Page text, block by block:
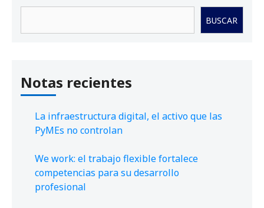
BUSCAR
Notas recientes
La infraestructura digital, el activo que las
PyMEs no controlan
We work: el trabajo flexible fortalece
competencias para su desarrollo
profesional